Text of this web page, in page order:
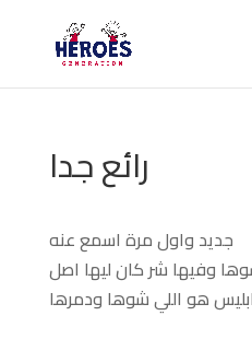
رائع جدا
جديد واول مرة اسمع عنه
وفيها شر كان ليها اصل
هو اللي شوها ودمرها